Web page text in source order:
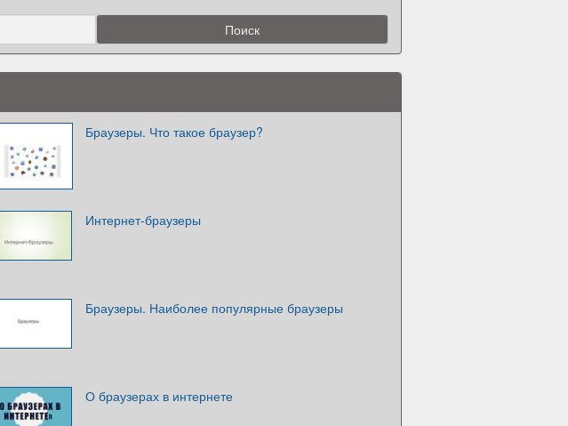
Браузеры. Что такое браузер?
Интернет-браузеры
Браузеры. Наиболее популярные браузеры
О браузерах в интернете